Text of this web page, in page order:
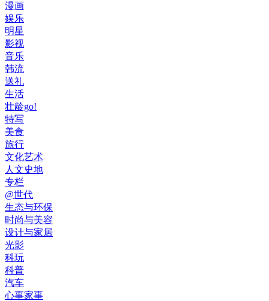
漫画
娱乐
明星
影视
音乐
韩流
送礼
生活
壮龄go!
特写
美食
旅行
文化艺术
人文史地
专栏
@世代
生态与环保
时尚与美容
设计与家居
光影
科玩
科普
汽车
心事家事